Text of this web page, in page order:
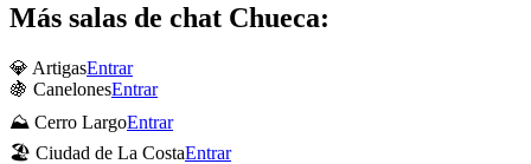
Más salas de chat Chueca:
💎 ArtigasEntrar
🍇 CanelonesEntrar
⛰ Cerro LargoEntrar
🏖 Ciudad de La CostaEntrar